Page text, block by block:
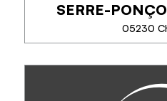
EN
SERRE-
05230
SERRE-PONÇON